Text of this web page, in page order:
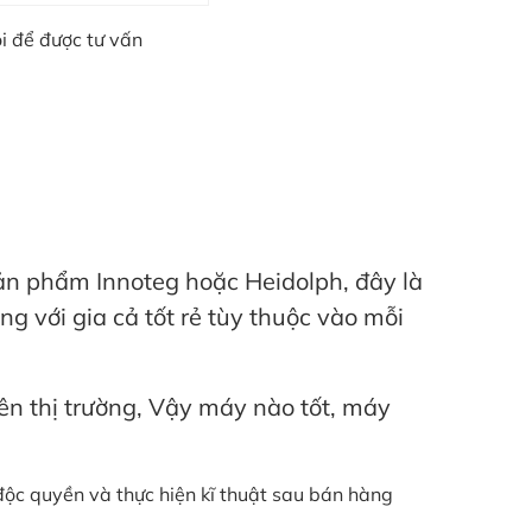
để được tư vấn
phẩm Innoteg hoặc Heidolph, đây là
với gia cả tốt rẻ tùy thuộc vào mỗi
thị trường, Vậy máy nào tốt, máy
quyền và thực hiện kĩ thuật sau bán hàng